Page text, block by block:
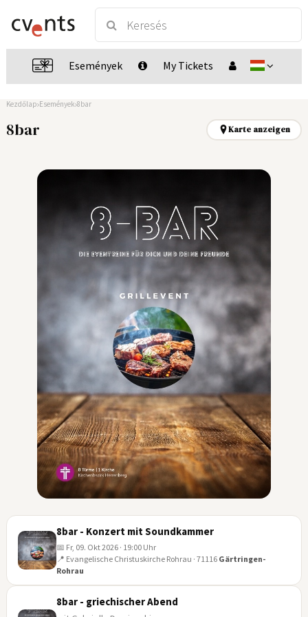
Események My Tickets
Kezdőlap Események 8bar
8bar Karte anzeigen
OKT
8bar - Konzert mit Soundkammer
📅 Fr, 09. Okt 2026 · 19:00 Uhr
📍 Evangelische Christuskirche Rohrau · 71116 Gärtringen-
Rohrau
8bar - griechischer Abend